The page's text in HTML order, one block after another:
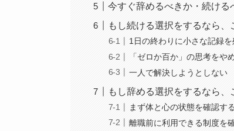
今すぐ辞めるべきか・続ける
もし続ける選択をするなら、
1日の終わりに小さな記録を
「ゼロか百か」の思考をや
一人で解決しようとしない
もし辞める選択をするなら、
まず体と心の状態を確認する
離職前に利用できる制度を